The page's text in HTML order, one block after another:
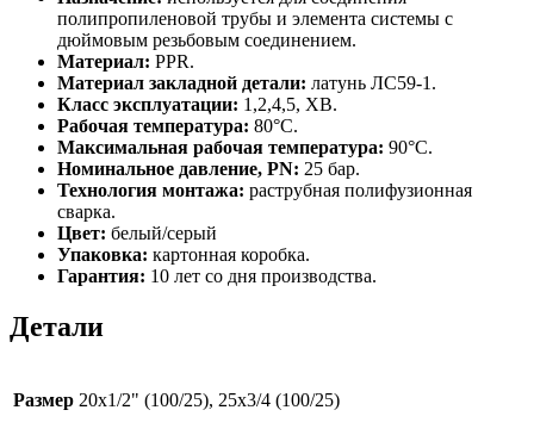
полипропиленовой трубы и элемента системы с
дюймовым резьбовым соединением.
Материал: PPR.
Материал закладной детали: латунь ЛС59-1.
Класс эксплуатации: 1,2,4,5, ХВ.
Рабочая температура: 80°С.
Максимальная рабочая температура: 90°С.
Номинальное давление, PN: 25 бар.
Технология монтажа: раструбная полифузионная
сварка.
Цвет: белый/серый
Упаковка: картонная коробка.
Гарантия: 10 лет со дня производства.
Детали
Размер 20х1/2" (100/25), 25х3/4 (100/25)